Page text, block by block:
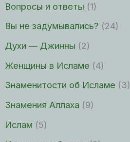
Вопросы и ответы (1)
Вы не задумывались? (24)
Духи — Джинны (2)
Женщины в Исламе (4)
Знаменитости об Исламе (3)
Знамения Аллаха (9)
Ислам (5)